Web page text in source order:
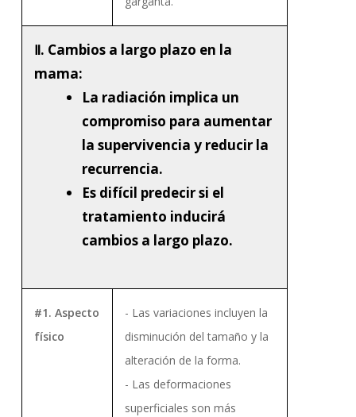
Ⅱ. Cambios a largo plazo en la
mama:
La radiación implica un
compromiso para aumentar
la supervivencia y reducir la
recurrencia.
Es difícil predecir si el
tratamiento inducirá
cambios a largo plazo.
#1. Aspecto
físico
- Las variaciones incluyen la
disminución del tamaño y la
alteración de la forma.
- Las deformaciones
superficiales son más